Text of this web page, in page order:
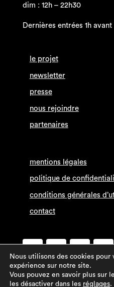
dim : 12h – 22h30
Dernières entrées 1h
le projet
newsletter
presse
nous rejoindre
partenaires
mentions légales
politique de
conditions générales
contact
Nous utilisons des cookies
expérience sur notre site.
Vous pouvez en savoir plus sur
les désactiver dans les réglages.
Facebook